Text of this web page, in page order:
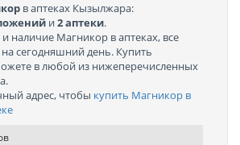
в аптеках Кызылжара:
и2 аптеки.
и наличие Магникор в аптеках, все
сегодняшний день. Купить
в любой из нижеперечисленных
адрес, чтобы купить Магникор в